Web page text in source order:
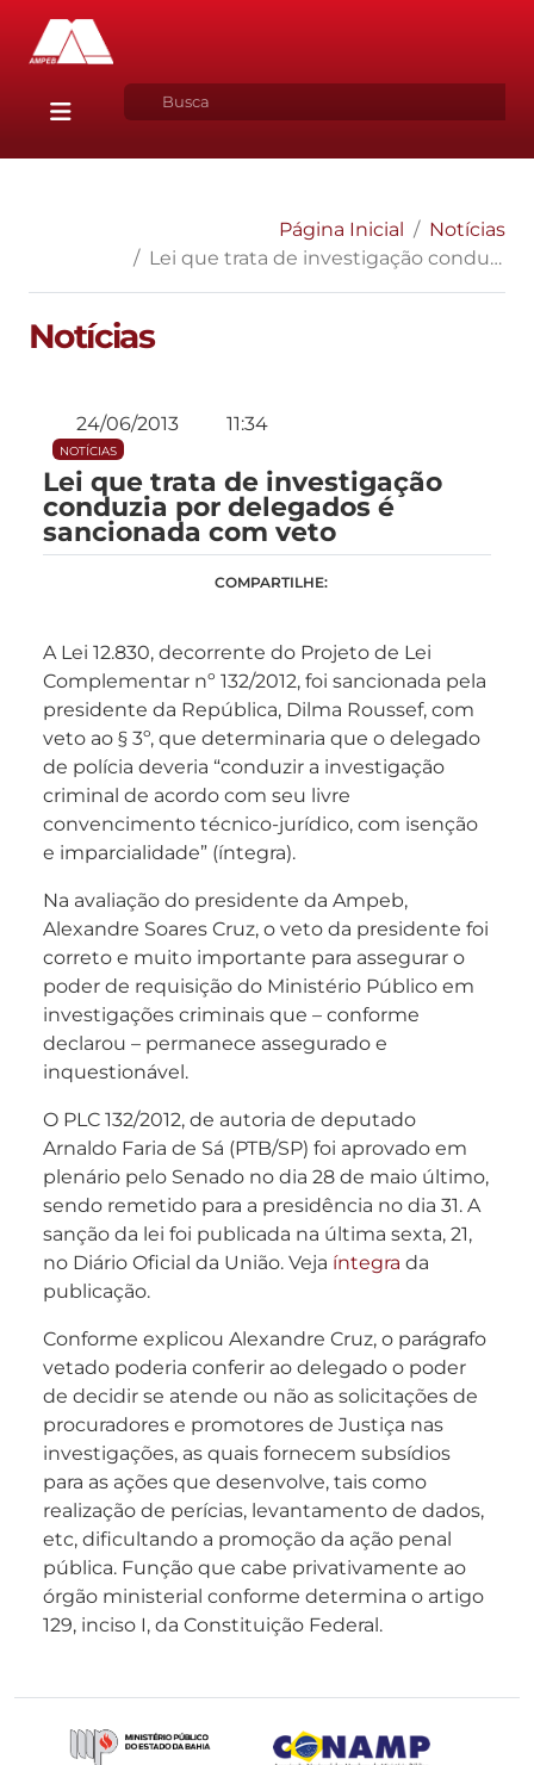
Página Inicial
Notícias
Lei que trata de investigação conduzia por delegados é sancionada com veto
Notícias
24/06/2013 11:34
NOTÍCIAS
Lei que trata de investigação
conduzia por delegados é
sancionada com veto
COMPARTILHE:
A Lei 12.830, decorrente do Projeto de Lei
Complementar nº 132/2012, foi sancionada pela
presidente da República, Dilma Roussef, com
veto ao § 3º, que determinaria que o delegado
de polícia deveria “conduzir a investigação
criminal de acordo com seu livre
convencimento técnico-jurídico, com isenção
e imparcialidade” (íntegra).
Na avaliação do presidente da Ampeb,
Alexandre Soares Cruz, o veto da presidente foi
correto e muito importante para assegurar o
poder de requisição do Ministério Público em
investigações criminais que – conforme
declarou – permanece assegurado e
inquestionável.
O PLC 132/2012, de autoria de deputado
Arnaldo Faria de Sá (PTB/SP) foi aprovado em
plenário pelo Senado no dia 28 de maio último,
sendo remetido para a presidência no dia 31. A
sanção da lei foi publicada na última sexta, 21,
no Diário Oficial da União. Veja íntegra da
publicação.
Conforme explicou Alexandre Cruz, o parágrafo
vetado poderia conferir ao delegado o poder
de decidir se atende ou não as solicitações de
procuradores e promotores de Justiça nas
investigações, as quais fornecem subsídios
para as ações que desenvolve, tais como
realização de perícias, levantamento de dados,
etc, dificultando a promoção da ação penal
pública. Função que cabe privativamente ao
órgão ministerial conforme determina o artigo
129, inciso I, da Constituição Federal.